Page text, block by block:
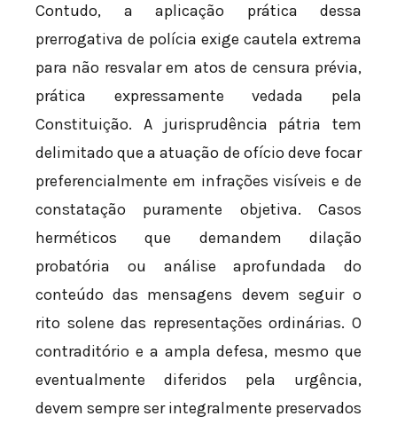
Contudo, a aplicação prática dessa
prerrogativa de polícia exige cautela extrema
para não resvalar em atos de censura prévia,
prática expressamente vedada pela
Constituição. A jurisprudência pátria tem
delimitado que a atuação de ofício deve focar
preferencialmente em infrações visíveis e de
constatação puramente objetiva. Casos
herméticos que demandem dilação
probatória ou análise aprofundada do
conteúdo das mensagens devem seguir o
rito solene das representações ordinárias. O
contraditório e a ampla defesa, mesmo que
eventualmente diferidos pela urgência,
devem sempre ser integralmente preservados